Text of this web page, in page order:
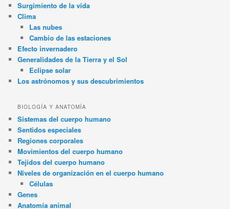
Surgimiento de la vida
Clima
Las nubes
Cambio de las estaciones
Efecto invernadero
Generalidades de la Tierra y el Sol
Eclipse solar
Los astrónomos y sus descubrimientos
BIOLOGÍA Y ANATOMÍA
Sistemas del cuerpo humano
Sentidos especiales
Regiones corporales
Movimientos del cuerpo humano
Tejidos del cuerpo humano
Niveles de organización en el cuerpo humano
Células
Genes
Anatomía animal